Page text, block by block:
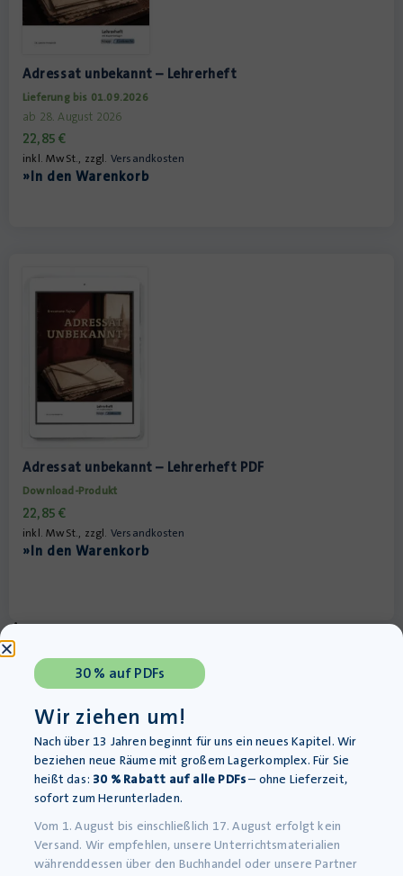
Adressat unbekannt – Lehrerheft
Lieferung bis 01.09.2026
ab 28. August 2026
22,85€
inkl. MwSt., zzgl. Versandkosten
»In den Warenkorb
Adressat unbekannt – Lehrerheft PDF
Download-Produkt
22,85€
inkl. MwSt., zzgl. Versandkosten
»In den Warenkorb
Mehr Raum für kreativen
Unterricht
Unsere Materialien finden Sie auch auf
30 % auf PDFs
Wir ziehen um!
Nach über 13 Jahren beginnt für uns ein neues Kapitel. Wir
beziehen neue Räume mit großem Lagerkomplex. Für Sie
heißt das: 30 % Rabatt auf alle PDFs– ohne Lieferzeit,
sofort zum Herunterladen.
Vom 1. August bis einschließlich 17. August erfolgt kein
Versand. Wir empfehlen, unsere Unterrichtsmaterialien
währenddessen über den Buchhandel oder unsere Partner